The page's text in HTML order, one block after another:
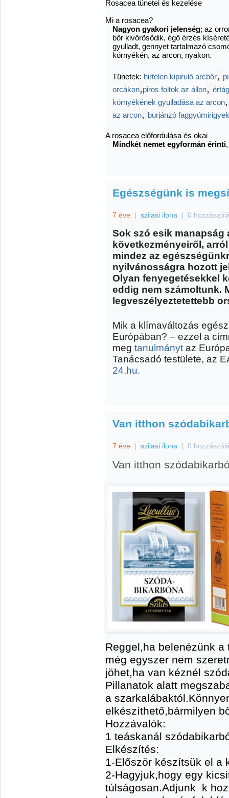
Rosacea tünetei és kezelése
Mi a rosacea?
Nagyon gyakori jelenség; az
bőr kivörösödik, égő érzés
gyulladt, gennyet tartalmazó
környékén, az arcon, nyakon.
Tünetek: hirtelen kipiruló arcbőr,
orcákon,piros foltok az állon,
környékének gyulladása az arcon
az arcon, burjánzó
A rosacea előfordulása és okai
Mindkét nemet egyformán érinti
Egészségünk is
7 éve | szilasi ilona | 0
Sok szó esik manapság
következményeiről,
mindez az
nyilvánosságra hozott
Olyan fenyegetésekkel
eddig nem számoltunk.
legveszélyeztetettebb
Mik a klímaváltozás
Európában? – ezzel a
meg tanulmányt az
Tanácsadó testülete, az
24.hu.
Van itthon
7 éve | szilasi ilona | 0
Van itthon
Reggel,ha belenézünk
még egyszer nem
jöhet,ha van kéznél
Pillanatok alatt
a
elkészíthető,bármilyen
Hozzávalók:
1 teáskanál
Elkészítés:
1-Először készítsük el a
2-Hagyjuk,hogy egy
túlságosan.Adjunk k